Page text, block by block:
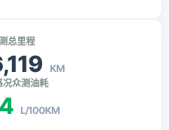
总里程
KM
况众测油耗
L/100KM